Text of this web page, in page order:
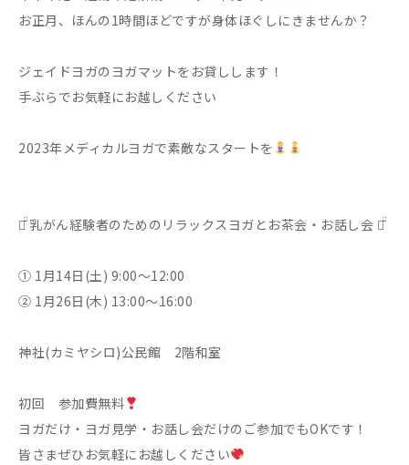
お正月、ほんの1時間ほどですが身体ほぐしにきませんか？
ジェイドヨガのヨガマットをお貸しします！
手ぶらでお気軽にお越しください
2023年メディカルヨガで素敵なスタートを
♡̆̈ 乳がん経験者のためのリラックスヨガとお茶会・お話し会 ♡̆̈
① 1月14日(土) 9:00〜12:00
② 1月26日(木) 13:00〜16:00
神社(カミヤシロ)公民館 2階和室
初回 参加費無料
ヨガだけ・ヨガ見学・お話し会だけのご参加でもOKです！
皆さまぜひお気軽にお越しください